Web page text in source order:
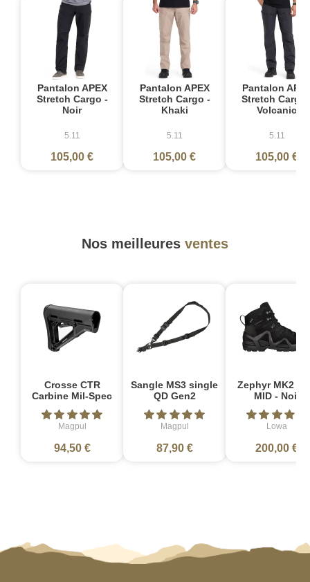
Pantalon APEX
Stretch Cargo -
Noir
5.11
105,00 €
Pantalon APEX
Stretch Cargo -
Khaki
5.11
105,00 €
Pantalon
Stretch Cargo
Volcanic
5.11
105,00 €
Nos meilleures ventes
Crosse CTR
Carbine Mil-Spec
Magpul
94,50 €
Sangle MS3 single
QD Gen2
Magpul
87,90 €
Zephyr MK2
MID - Noir
Lowa
200,00 €